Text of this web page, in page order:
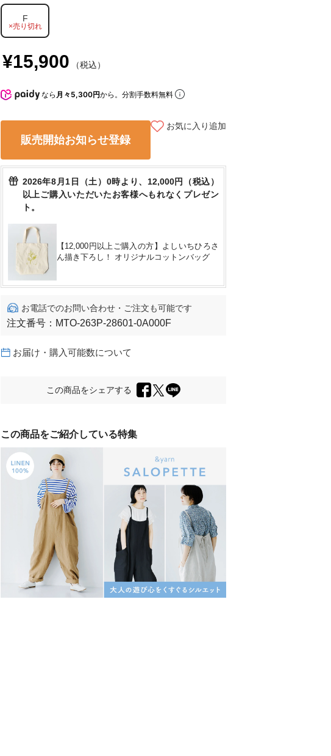
身長160cm / F
F
×売り切れ
¥15,900 （税込）
なら 月々5,300円から。分割手数料無料
販売開始お知らせ登録
お気に入り追加
2026年8月1日（土）0時より、12,000円（税込）
以上ご購入いただいたお客様へもれなくプレゼン
ト。
【12,000円以上ご購入の方】よしいちひろさ
ん描き下ろし！ オリジナルコットンバッグ
お電話でのお問い合わせ・ご注文も可能です
注文番号： MTO-263P-28601-0A000F
お届け・購入可能数について
この商品をシェアする
この商品をご紹介している特集